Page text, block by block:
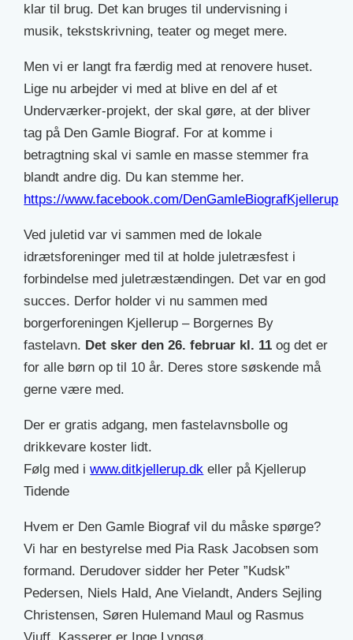
klar til brug. Det kan bruges til undervisning i
musik, tekstskrivning, teater og meget mere.
Men vi er langt fra færdig med at renovere huset.
Lige nu arbejder vi med at blive en del af et
Underværker-projekt, der skal gøre, at der bliver
tag på Den Gamle Biograf. For at komme i
betragtning skal vi samle en masse stemmer fra
blandt andre dig. Du kan stemme her.
https://www.facebook.com/DenGamleBiografKjellerup
Ved juletid var vi sammen med de lokale
idrætsforeninger med til at holde juletræsfest i
forbindelse med juletræstændingen. Det var en god
succes. Derfor holder vi nu sammen med
borgerforeningen Kjellerup – Borgernes By
fastelavn. Det sker den 26. februar kl. 11 og det er
for alle børn op til 10 år. Deres store søskende må
gerne være med.
Der er gratis adgang, men fastelavnsbolle og
drikkevare koster lidt.
Følg med iwww.ditkjellerup.dk eller på Kjellerup
Tidende
Hvem er Den Gamle Biograf vil du måske spørge?
Vi har en bestyrelse med Pia Rask Jacobsen som
formand. Derudover sidder her Peter ”Kudsk”
Pedersen, Niels Hald, Ane Vielandt, Anders Sejling
Christensen, Søren Hulemand Maul og Rasmus